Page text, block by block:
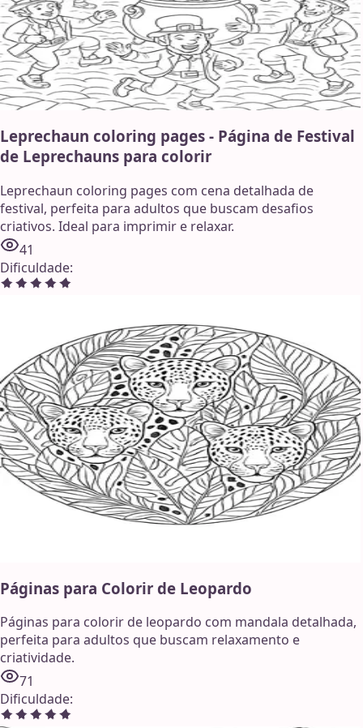
Leprechaun coloring pages - Página de Festival
de Leprechauns para colorir
Leprechaun coloring pages com cena detalhada de
festival, perfeita para adultos que buscam desafios
criativos. Ideal para imprimir e relaxar.
41
Dificuldade:
Páginas para Colorir de Leopardo
Páginas para colorir de leopardo com mandala detalhada,
perfeita para adultos que buscam relaxamento e
criatividade.
71
Dificuldade: